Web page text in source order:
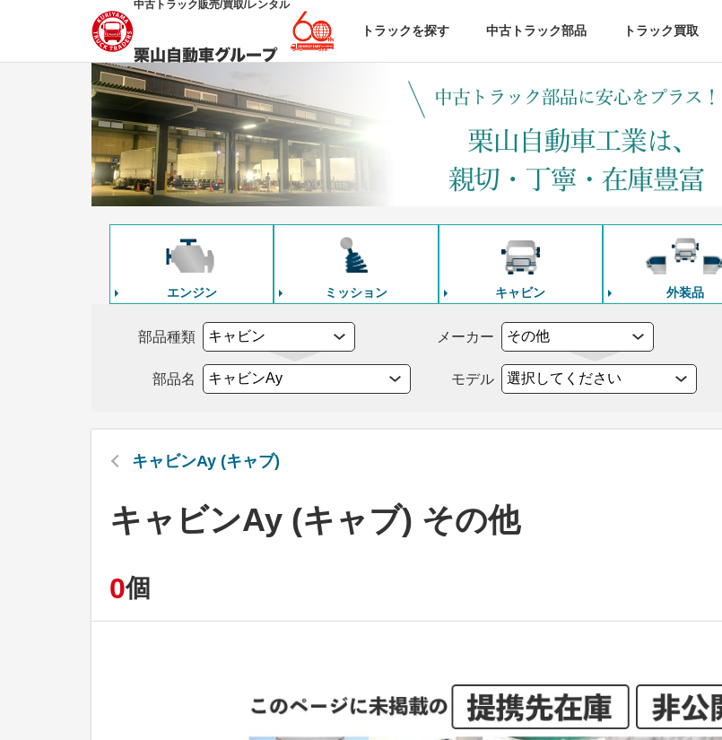
中古トラック販売/買取/レンタル
トラックを探す 中古トラック部品 トラック買取
エンジン ミッション キャビン 外装品
部品種類
部品名
メーカー
モデル
キャビンAy (キャブ)
キャビンAy (キャブ) その他
0個